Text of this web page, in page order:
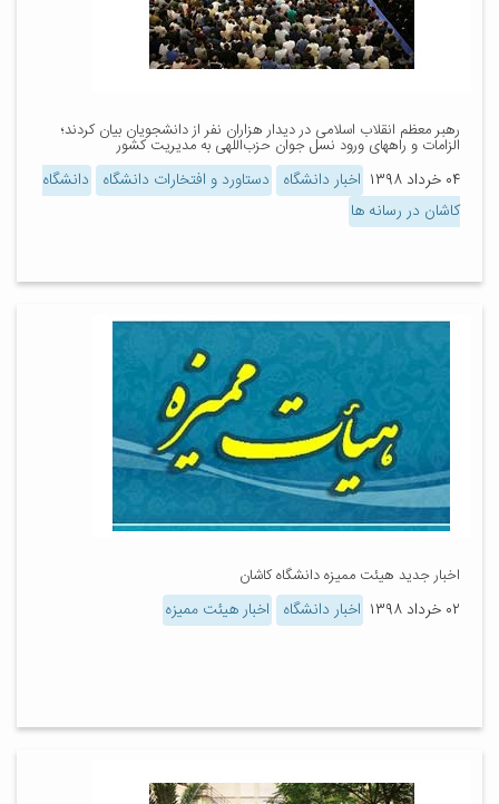
رهبر معظم انقلاب اسلامی در دیدار هزاران نفر از دانشجویان بیان کردند؛
الزامات و راههای ورود نسل جوان حزب‌اللهی به مدیریت کشور
۰۴ خرداد ۱۳۹۸ اخبار دانشگاه دستاورد و افتخارات دانشگاه دانشگاه
کاشان در رسانه ها
اخبار جدید هیئت ممیزه دانشگاه کاشان
۰۲ خرداد ۱۳۹۸ اخبار دانشگاه اخبار هیئت ممیزه